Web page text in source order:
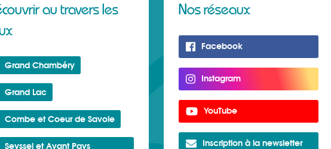
au travers les
Grand Chambéry
Grand Lac
Combe et Coeur de Savoie
Seyssel et Avant Pays
Nos réseaux
Facebook
Instagram
YouTube
Inscription à la newsletter